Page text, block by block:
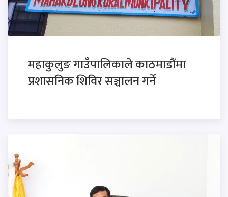
महाकुलुङ गाउँपालिकाले काठमाडौंमा
प्रशासनिक शिविर सञ्चालन गर्ने